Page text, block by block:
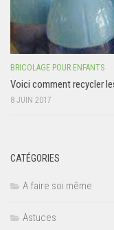
BRICOLAGE POUR ENFANTS
Voici comment recycler
8 JUIN 2017
CATÉGORIES
A faire soi même
Astuces